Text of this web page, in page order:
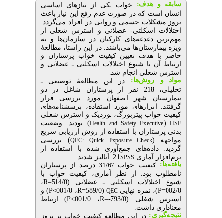
سابقه و هدف: خواب یکی از نیازهای اساسی
انسان است که در صورت عدم رفع این نیاز باعث
بروز مشکلات جسمی و روانی در افراد میگردد.
اختلالات اسکلتی- عضلانی و استرس شغلی از
مهمترین دغدغههای کارکنان در سازمانها و به
ویژه بیمارستانها میباشند. در این راستا، مطالعۀ
حاضر با هدف تعیین کیفیت خواب پرستاران و
ارتباط آن با شیوع اختلالات اسکلتی ـ عضلانی و
استرس شغلی انجام شد.
مواد و روش‌‌ها:
در این مطالعۀ توصیفی ـ
تحلیلی، 218 نفر از پرستاران شاغل در دو
بیمارستان شهر اصفهان مورد بررسی قرار
گرفتند. ابزارهای مورد استفاده، پرسشنامههای
کیفیت خواب پیتزبورگ، نوردیک و استرس شغلی
HSE
(
Health and Safety Executive) بودند. وضعیت
بدنی پرستاران با استفاده از روش ارزیابی سریع
مواجهه (QEC: Quick Exposure Check) بررسی
گردید. دادههای جمعآوری شده با استفاده از
نرمافزار آماری SPSS
21
آنالیز شدند.
یافته‌ها:
کیفیت خواب 31/67 درصد از پرستاران
نامطلوب بود. از نظر آماری، کیفیت خواب با
شیوع اختلالات اسکلتی ـ عضلانی (514/0=
R،
002/0=
P)، نمره نهایی QEC
(589/0=
R، 001/0> P) و
استرس شغلی (793/0-=
R، 001/0> P) ارتباط
معناداری داشت.
نتیجه‌گیری: در این مطالعه کیفیت خواب بر بروز